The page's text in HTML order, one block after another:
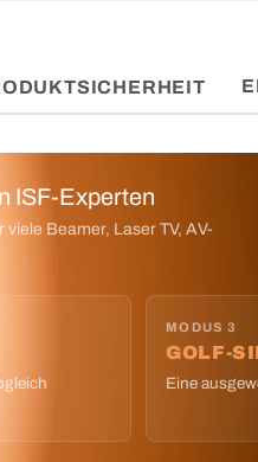
ISF-Experten
Beamer, Laser TV, AV-
MODUS 3
GOLF-
Eine